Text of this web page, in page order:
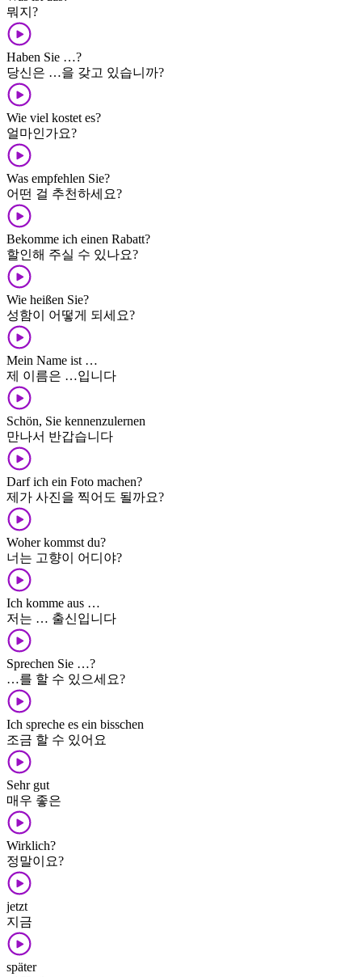
뭐지?
Haben Sie …?
당신은 …을 갖고 있습니까?
Wie viel kostet es?
얼마인가요?
Was empfehlen Sie?
어떤 걸 추천하세요?
Bekomme ich einen Rabatt?
할인해 주실 수 있나요?
Wie heißen Sie?
성함이 어떻게 되세요?
Mein Name ist …
제 이름은 …입니다
Schön, Sie kennenzulernen
만나서 반갑습니다
Darf ich ein Foto machen?
제가 사진을 찍어도 될까요?
Woher kommst du?
너는 고향이 어디야?
Ich komme aus …
저는 … 출신입니다
Sprechen Sie …?
…를 할 수 있으세요?
Ich spreche es ein bisschen
조금 할 수 있어요
Sehr gut
매우 좋은
Wirklich?
정말이요?
jetzt
지금
später